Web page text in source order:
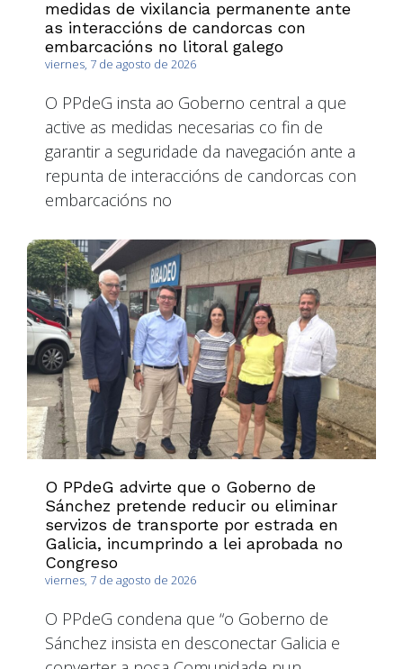
medidas de vixilancia permanente ante
as interaccións de candorcas con
embarcacións no litoral galego
viernes, 7 de agosto de 2026
O PPdeG insta ao Goberno central a que
active as medidas necesarias co fin de
garantir a seguridade da navegación ante a
repunta de interaccións de candorcas con
embarcacións no
O PPdeG advirte que o Goberno de
Sánchez pretende reducir ou eliminar
servizos de transporte por estrada en
Galicia, incumprindo a lei aprobada no
Congreso
viernes, 7 de agosto de 2026
O PPdeG condena que “o Goberno de
Sánchez insista en desconectar Galicia e